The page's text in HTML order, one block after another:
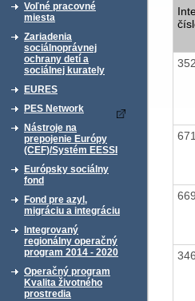
Voľné pracovné
miesta
Zariadenia
sociálnoprávnej
ochrany detí a
sociálnej kurately
EURES
PES Network
Nástroje na
prepojenie Európy
(CEF)/Systém EESSI
Európsky sociálny
fond
Fond pre azyl,
migráciu a integráciu
Integrovaný
regionálny operačný
program 2014 - 2020
Operačný program
Kvalita životného
prostredia